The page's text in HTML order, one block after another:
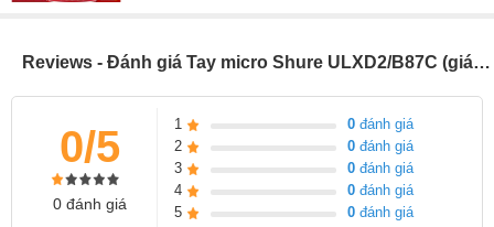
Reviews - Đánh giá Tay micro Shure ULXD2/B87C (giá 1 tay micro)
0/5
0 đánh giá
1 0 đánh giá
2
0 đánh giá
3
0 đánh giá
4
0 đánh giá
5
0 đánh giá